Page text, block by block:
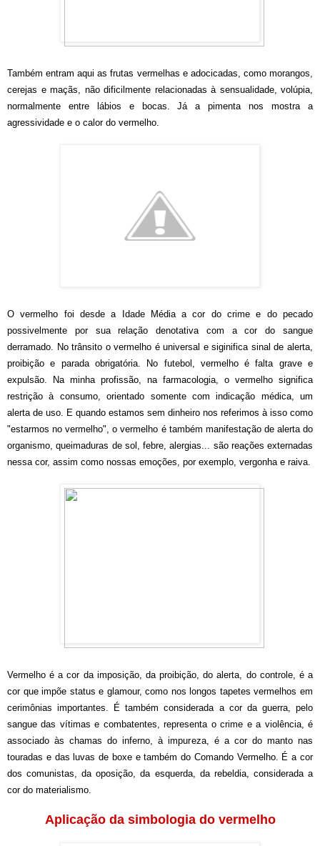
Também entram aqui as frutas vermelhas e adocicadas, como morangos,
cerejas e maçãs, não dificilmente relacionadas à sensualidade, volúpia,
normalmente entre lábios e bocas. Já a pimenta nos mostra a
agressividade e o calor do vermelho.
O vermelho foi desde a Idade Média a cor do crime e do pecado
possivelmente por sua relação denotativa com a cor do sangue
derramado. No trânsito o vermelho é universal e siginifica sinal de alerta,
proibição e parada obrigatória. No futebol, vermelho é falta grave e
expulsão. Na minha profissão, na farmacologia, o vermelho significa
restrição à consumo, orientado somente com indicação médica, um
alerta de uso. E quando estamos sem dinheiro nos referimos à isso como
"estarmos no vermelho", o vermelho é também manifestação de alerta do
organismo, queimaduras de sol, febre, alergias... são reações externadas
nessa cor, assim como nossas emoções, por exemplo, vergonha e raiva.
Vermelho é a cor da imposição, da proibição, do alerta, do controle, é a
cor que impõe status e glamour, como nos longos tapetes vermelhos em
cerimônias importantes. É também considerada a cor da guerra, pelo
sangue das vítimas e combatentes, representa o crime e a violência, é
associado às chamas do inferno, à impureza, é a cor do manto nas
touradas e das luvas de boxe e também do Comando Vermelho. É a cor
dos comunistas, da oposição, da esquerda, da rebeldia, considerada a
cor do materialismo.
Aplicação da simbologia do vermelho